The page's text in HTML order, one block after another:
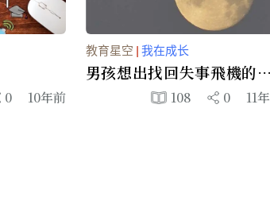
0 10年前
教育星空 |我在成长
男孩想出找回失事飛機的
劃 並得到航空公司回復
108 0 11